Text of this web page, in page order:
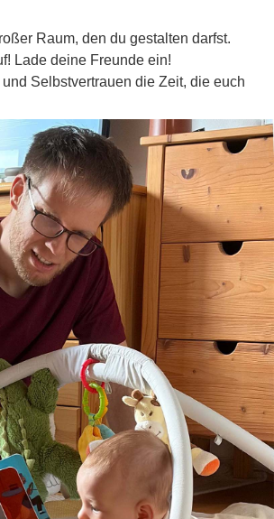
Raum, den du gestalten darfst.
Lade deine Freunde ein!
Selbstvertrauen die Zeit, die euch